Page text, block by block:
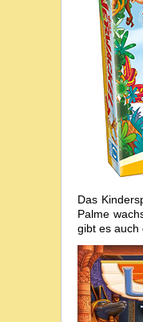
Das
Palme
gibt es auch